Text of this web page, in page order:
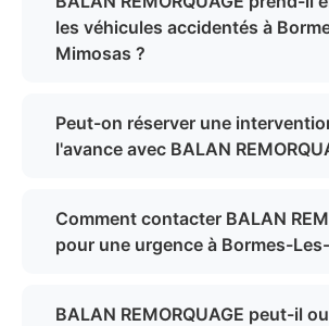
les véhicules accidentés à
Mimosas ?
Peut-on réserver une
l'avance avec BALAN
Comment contacter BALAN
pour une urgence à Bormes-
BALAN REMORQUAGE peut-il